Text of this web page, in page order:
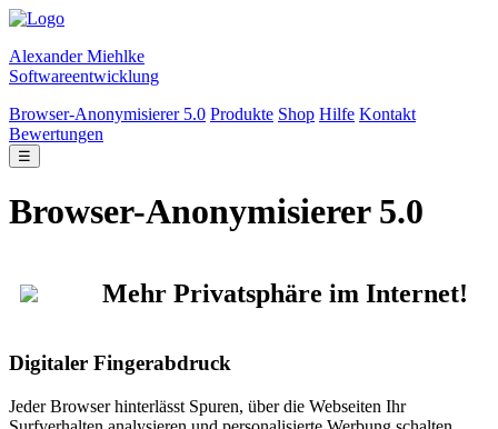
Alexander Miehlke
Softwareentwicklung
Browser-Anonymisierer 5.0 Produkte Shop Hilfe Kontakt
Bewertungen
☰
Browser-Anonymisierer 5.0
Mehr Privatsphäre im Internet!
Digitaler Fingerabdruck
Jeder Browser hinterlässt Spuren, über die Webseiten Ihr